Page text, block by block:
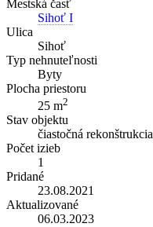
Mestská časť
Sihoť I
Ulica
Sihoť
Typ nehnuteľnosti
Byty
Plocha priestoru
25 m2
Stav objektu
čiastočná rekonštrukcia
Počet izieb
1
Pridané
23.08.2021
Aktualizované
06.03.2023